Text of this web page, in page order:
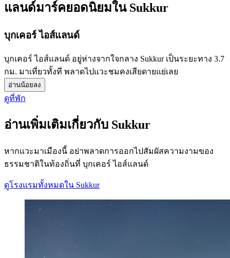
แลนด์มาร์คยอดนิยมใน Sukkur
บุกเคอร์ ไอส์แลนด์
บุกเคอร์ ไอส์แลนด์ อยู่ห่างจากใจกลาง Sukkur เป็นระยะทาง 3.7
กม. มาเที่ยวทั้งที พลาดไปแวะชมคงเสียดายแย่เลย
อ่านน้อยลง
ดูที่พัก
อ่านเพิ่มเติมเกี่ยวกับ Sukkur
หากแวะมาเมืองนี้ อย่าพลาดการออกไปสัมผัสความงามของ
ธรรมชาติในท้องถิ่นที่ บุกเคอร์ ไอส์แลนด์
ดูโรงแรมทั้งหมดใน Sukkur